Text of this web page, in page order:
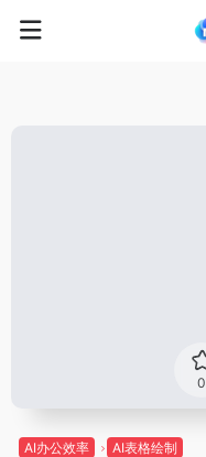
0
AI办公效率 AI表格绘制